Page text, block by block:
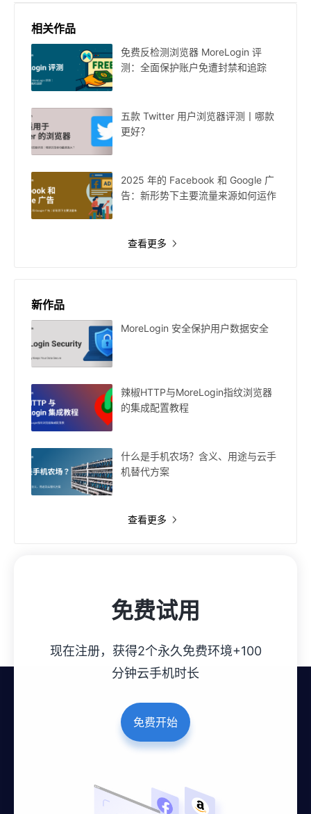
相关作品
免费反检测浏览器 MoreLogin 评
测：全面保护账户免遭封禁和追踪
五款 Twitter 用户浏览器评测丨哪款
更好？
2025 年的 Facebook 和 Google 广
告：新形势下主要流量来源如何运作
查看更多
新作品
MoreLogin 安全保护用户数据安全
辣椒HTTP与MoreLogin指纹浏览器
的集成配置教程
什么是手机农场？含义、用途与云手
机替代方案
查看更多
免费试用
现在注册，获得2个永久免费环境+100
分钟云手机时长
免费开始